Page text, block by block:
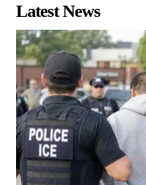
Latest News